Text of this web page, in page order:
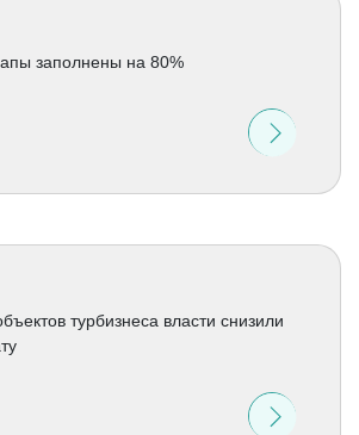
заполнены на 80%
турбизнеса власти снизили